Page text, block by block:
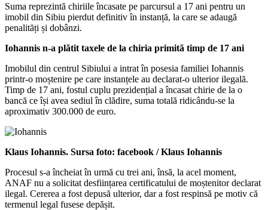
Suma reprezintă chiriile încasate pe parcursul a 17 ani pentru un
imobil din Sibiu pierdut definitiv în instanță, la care se adaugă
penalități și dobânzi.
Iohannis n-a plătit taxele de la chiria primită timp de 17 ani
Imobilul din centrul Sibiului a intrat în posesia familiei Iohannis
printr-o moștenire pe care instanțele au declarat-o ulterior ilegală.
Timp de 17 ani, fostul cuplu prezidențial a încasat chirie de la o
bancă ce își avea sediul în clădire, suma totală ridicându-se la
aproximativ 300.000 de euro.
Klaus Iohannis. Sursa foto: facebook / Klaus Iohannis
Procesul s-a încheiat în urmă cu trei ani, însă, la acel moment,
ANAF nu a solicitat desființarea certificatului de moștenitor declarat
ilegal. Cererea a fost depusă ulterior, dar a fost respinsă pe motiv că
termenul legal fusese depășit.